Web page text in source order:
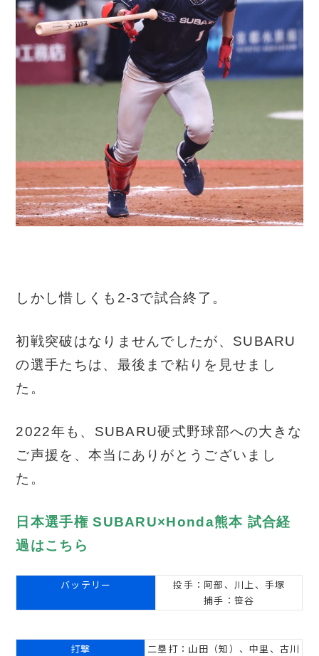
しかし惜しくも2-3で試合終了。
初戦突破はなりませんでしたが、SUBARU
の選手たちは、最後まで粘りを見せまし
た。
2022年も、SUBARU硬式野球部への大きな
ご声援を、本当にありがとうございまし
た。
日本選手権 SUBARU×Honda熊本 試合経
過はこちら
バッテリー
投手：阿部、川上、手塚
捕手：笹谷
打撃
二塁打：山田（知）、中里、古川